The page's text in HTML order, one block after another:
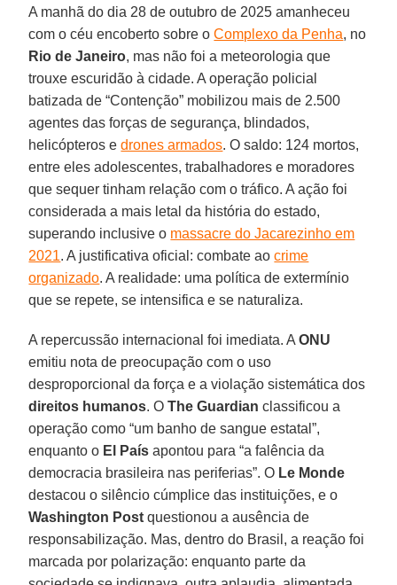
A manhã do dia 28 de outubro de 2025 amanheceu
com o céu encoberto sobre oComplexo da Penha, no
Rio de Janeiro, mas não foi a meteorologia que
trouxe escuridão à cidade. A operação policial
batizada de “Contenção” mobilizou mais de 2.500
agentes das forças de segurança, blindados,
helicópteros edrones armados. O saldo: 124 mortos,
entre eles adolescentes, trabalhadores e moradores
que sequer tinham relação com o tráfico. A ação foi
considerada a mais letal da história do estado,
superando inclusive o massacre do Jacarezinho em
2021. A justificativa oficial: combate aocrime
organizado. A realidade: uma política de extermínio
que se repete, se intensifica e se naturaliza.
A repercussão internacional foi imediata. AONU
emitiu nota de preocupação com o uso
desproporcional da força e a violação sistemática dos
direitos humanos. OThe Guardian classificou a
operação como “um banho de sangue estatal”,
enquanto o El País apontou para “a falência da
democracia brasileira nas periferias”. O Le Monde
destacou o silêncio cúmplice das instituições, e o
Washington Post questionou a ausência de
responsabilização. Mas, dentro do Brasil, a reação foi
marcada por polarização: enquanto parte da